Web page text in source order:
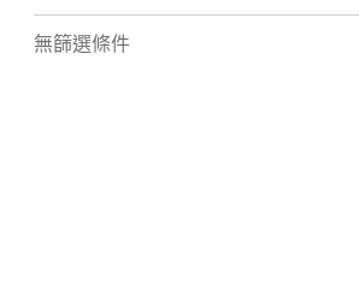
無篩選條件